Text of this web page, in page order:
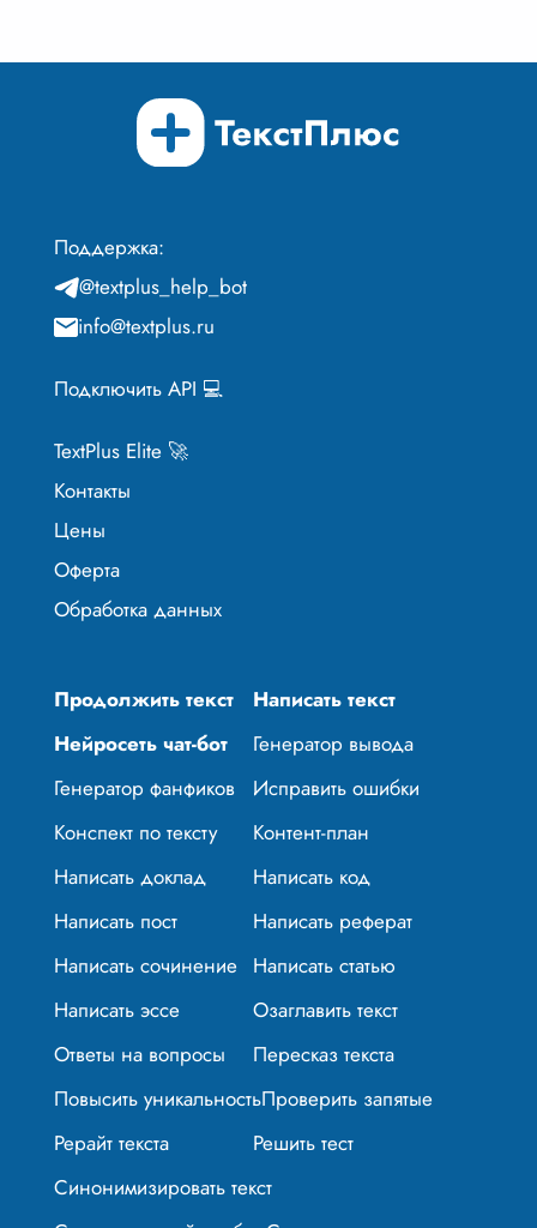
Поддержка:
@textplus_help_bot
info@textplus.ru
Подключить API 💻
TextPlus Elite 🚀
Контакты
Цены
Оферта
Обработка данных
Продолжить текст
Написать текст
Нейросеть чат-бот
Генератор вывода
Генератор фанфиков
Исправить ошибки
Конспект по тексту
Контент-план
Написать доклад
Написать код
Написать пост
Написать реферат
Написать сочинение Написать статью
Написать эссе
Озаглавить текст
Ответы на вопросы
Пересказ текста
Повысить уникальностьПроверить запятые
Рерайт текста
Решить тест
Синонимизировать текст